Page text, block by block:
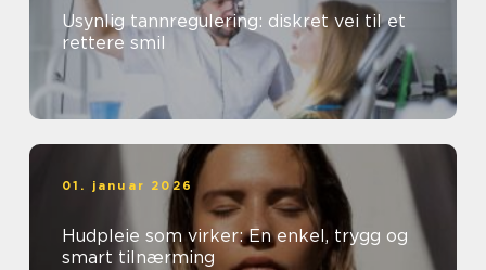
Usynlig tannregulering: diskret vei til et
rettere smil
01. januar 2026
Hudpleie som virker: En enkel, trygg og
smart tilnærming